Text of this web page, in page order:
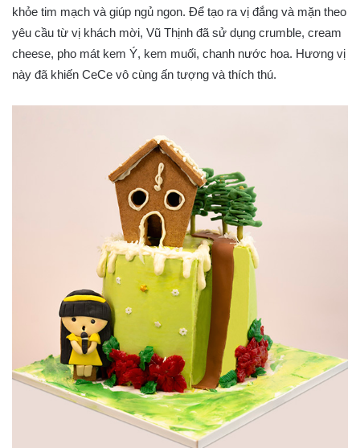
khỏe tim mạch và giúp ngủ ngon. Để tạo ra vị đắng và mặn theo
yêu cầu từ vị khách mời, Vũ Thịnh đã sử dụng crumble, cream
cheese, pho mát kem Ý, kem muối, chanh nước hoa. Hương vị
này đã khiến CeCe vô cùng ấn tượng và thích thú.